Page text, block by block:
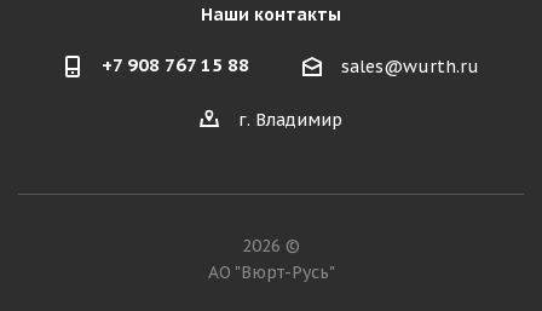
Наши контакты
+7 908 767 15 88 sales@wurth.ru
г. Владимир
2026 ©
АО "Вюрт-Русь"